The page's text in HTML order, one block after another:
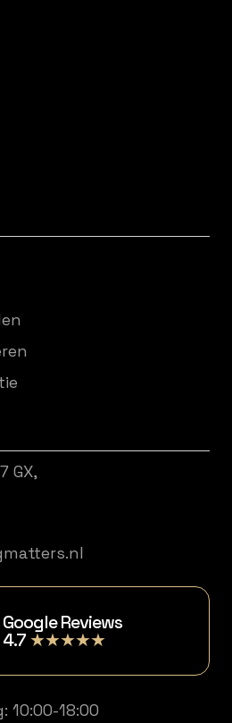
GX,
Google Reviews
4.7★★★★★
10:00-18:00